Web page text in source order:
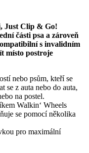
Just Clip & Go!
části psa a zároveň
s invalidním
místo postroje
nebo psům, kteří se
se z auta nebo do auta,
na postel.
Walkin‘ Wheels
se pomocí několika
pro maximální